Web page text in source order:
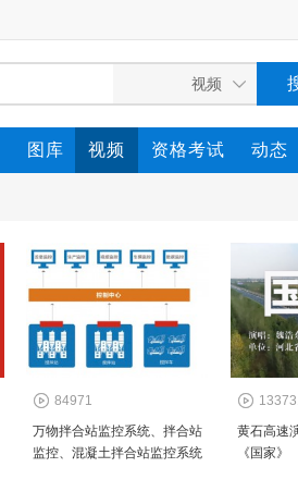
图库 视频 资格考试 动态
84971
万物拌合站监控系统、拌合站
监控、混凝土拌合站监控系统
黄石高速
《国家》